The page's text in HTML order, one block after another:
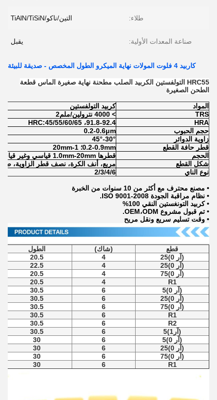
طلاء: التين/ناكو/TiAlN/TiSiN
صناعة المعدات الأولية: يقبل
كاربيد 4 فلوت المولات نهاية الميكرو الطول المخصص - صديقة للبيئة
HRC55 التولفستين الكربيد الصلب مطحنة نهاية صغيرة الماس قطعة
الطحن الصغيرة
المواد
كربيد التولفستين
TRS
> 4000 نترولين/ملم2
HRA
91.8-92.4، HRC:45/55/60/65
حجم الحبوب
0.2-0.6μm
زاوية الدوائر
30°-45°
قطر حافة القطع
0.2-0.9mm؛ 1-20mm
الحجم
قطرها 1.0mm-20mm قياسي وغير قياسي
شكل القطع
مربع، أنف الكرة، نصف قطر الزاوية،
نوع الناي
2/3/4/6
• مصنع محترف مع أكثر من 10 سنوات من الخبرة
• نظام مراقبة الجودة ISO 9001-2008.
• كربيد التونغستين النقي 100%
• تم قبول مشروع OEM،ODM.
• وقت تسليم سريع ونقل مريح
قطع (شاك)
الطول
(آر 0)25
4
20.5
(آر 0)25
4
22.5
(آر 0)75
4
20.5
R1
4
20.5
(آر 0)5
6
30.5
(آر 0)25
6
30.5
(آر 0)75
6
30.5
R1
6
30.5
R2
6
30.5
(آر1)5
6
30.5
(آر 0)5
6
30
(آر 0)25
6
30
(آر 0)75
6
30
R1
6
30